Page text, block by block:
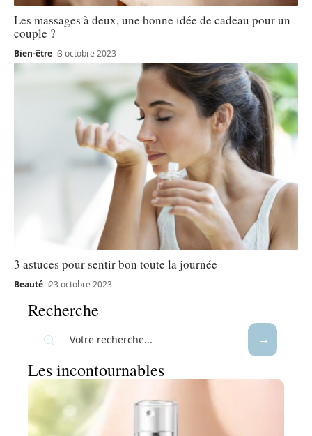
Les massages à deux, une bonne idée de cadeau pour un
couple ?
Bien-être 3 octobre 2023
3 astuces pour sentir bon toute la journée
Beauté 23 octobre 2023
Recherche
Les incontournables